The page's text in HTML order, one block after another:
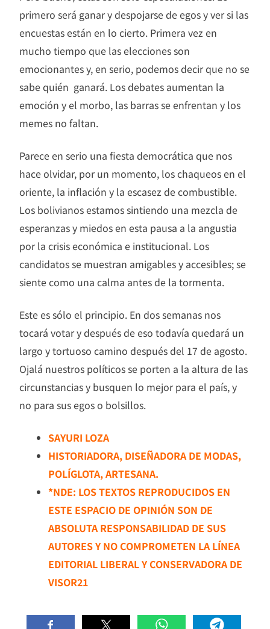
primero será ganar y despojarse de egos y ver si las
encuestas están en lo cierto. Primera vez en
mucho tiempo que las elecciones son
emocionantes y, en serio, podemos decir que no se
sabe quién ganará. Los debates aumentan la
emoción y el morbo, las barras se enfrentan y los
memes no faltan.
Parece en serio una fiesta democrática que nos
hace olvidar, por un momento, los chaqueos en el
oriente, la inflación y la escasez de combustible.
Los bolivianos estamos sintiendo una mezcla de
esperanzas y miedos en esta pausa a la angustia
por la crisis económica e institucional. Los
candidatos se muestran amigables y accesibles; se
siente como una calma antes de la tormenta.
Este es sólo el principio. En dos semanas nos
tocará votar y después de eso todavía quedará un
largo y tortuoso camino después del 17 de agosto.
Ojalá nuestros políticos se porten a la altura de las
circunstancias y busquen lo mejor para el país, y
no para sus egos o bolsillos.
SAYURI LOZA
HISTORIADORA, DISEÑADORA DE MODAS,
POLÍGLOTA, ARTESANA.
*NDE: LOS TEXTOS REPRODUCIDOS EN
ESTE ESPACIO DE OPINIÓN SON DE
ABSOLUTA RESPONSABILIDAD DE SUS
AUTORES Y NO COMPROMETEN LA LÍNEA
EDITORIAL LIBERAL Y CONSERVADORA DE
VISOR21